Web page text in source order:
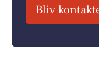
Bliv